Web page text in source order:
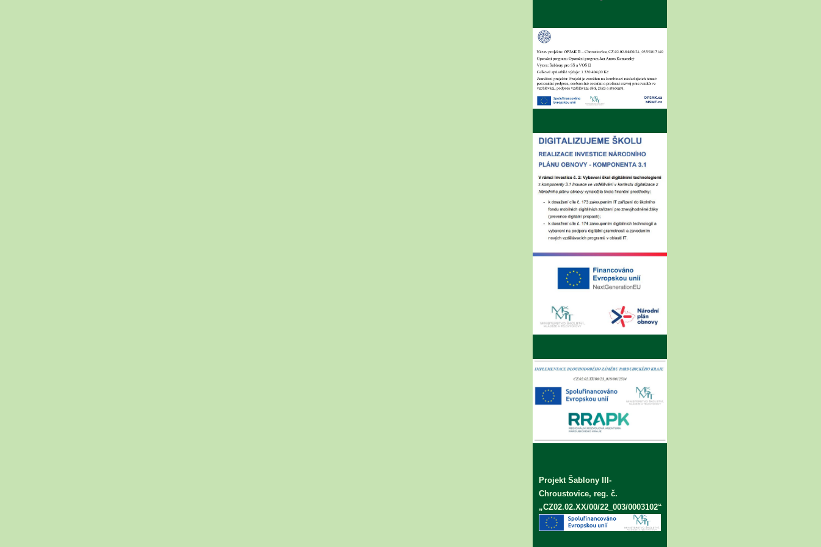
Projekt Šablony III-
Chroustovice, reg. č.
„CZ02.02.XX/00/22_003/0003102“